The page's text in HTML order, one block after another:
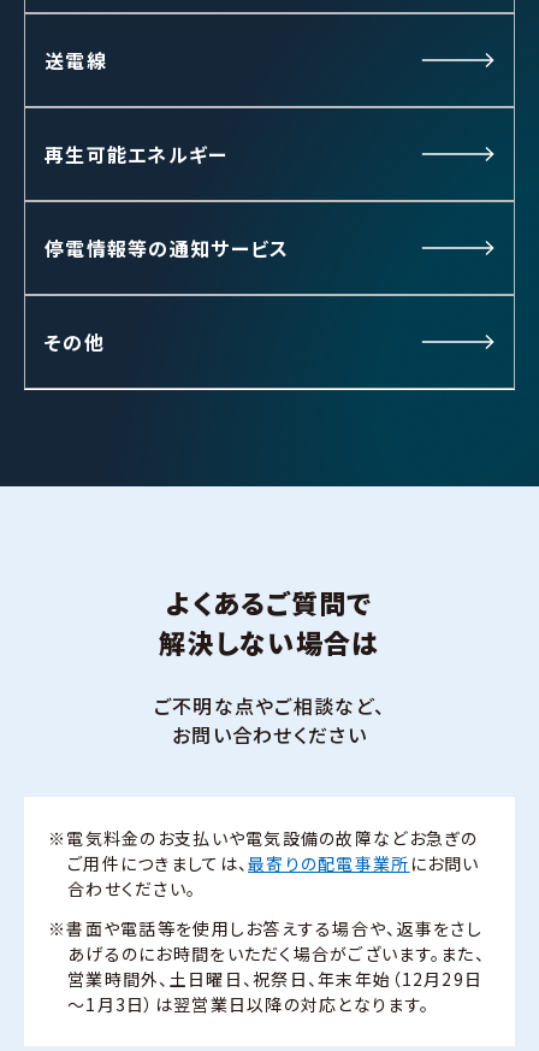
送電線
再生可能エネルギー
停電情報等の通知サービス
その他
よくあるご質問で
解決しない場合は
ご不明な点やご相談など、
お問い合わせください
※電気料金のお支払いや電気設備の故障などお急ぎの
ご用件につきましては、最寄りの配電事業所 にお問い
合わせください。
※書面や電話等を使用しお答えする場合や、返事をさし
あげるのにお時間をいただく場合がございます。また、
営業時間外、土日曜日、祝祭日、年末年始（12月29日
～1月3日）は翌営業日以降の対応となります。